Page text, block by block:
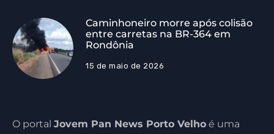
Caminhoneiro morre após colisão
entre carretas na BR-364 em
Rondônia
15 de maio de 2026
O portal Jovem Pan News Porto Velho é uma